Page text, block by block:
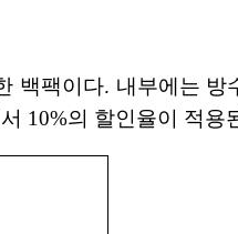
백팩이다. 내부에는
10%의 할인율이 적용